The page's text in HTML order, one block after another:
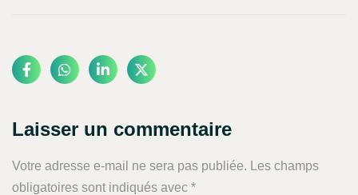
Laisser un commentaire
Votre adresse e-mail ne sera pas publiée.
Les champs
obligatoires sont indiqués avec *